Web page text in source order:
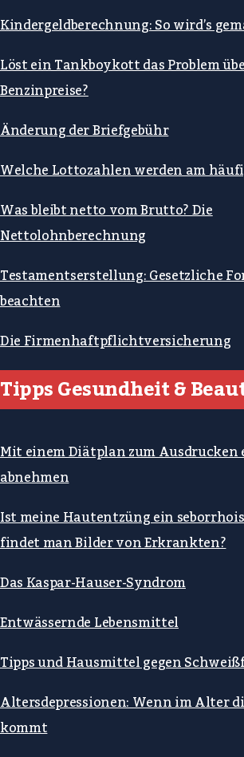
Kindergeldberechnung: So wird’s
Löst ein Tankboykott das Problem
Benzinpreise?
Änderung der Briefgebühr
Welche Lottozahlen werden am
Was bleibt netto vom Brutto? Die
Nettolohnberechnung
Testamentserstellung: Gesetzliche
beachten
Die Firmenhaftpflichtversicherung
Tipps Gesundheit &
Mit einem Diätplan zum
abnehmen
Ist meine Hautentzüng ein
findet man Bilder von Erkrankten?
Das Kaspar-Hauser-Syndrom
Entwässernde Lebensmittel
Tipps und Hausmittel gegen
Altersdepressionen: Wenn im Alter
kommt